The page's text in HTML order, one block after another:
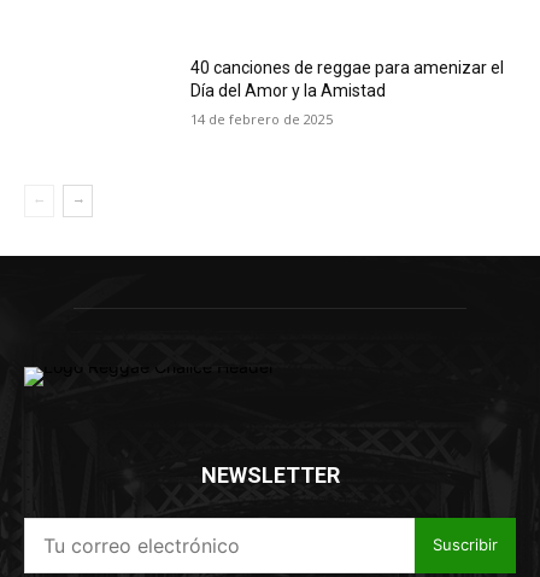
40 canciones de reggae para amenizar el
Día del Amor y la Amistad
14 de febrero de 2025
NEWSLETTER
Suscribir